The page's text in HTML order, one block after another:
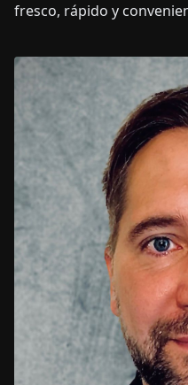
fresco, rápido y